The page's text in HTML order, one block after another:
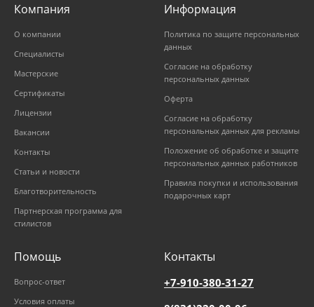
Компания
О компании
Специалисты
Мастерские
Сертификаты
Лицензии
Вакансии
Контакты
Статьи и новости
Благотворительность
Партнерская программа для
стилистов
Информация
Политика по защите персональных
данных
Согласие на обработку
персональных данных
Оферта
Согласие на обработку
персональных данных для рекламы
Положение об обработке и защите
персональных данных работников
Правила покупки и использования
подарочных карт
Помощь
Вопрос-ответ
Условия оплаты
Контакты
+7-910-380-31-27